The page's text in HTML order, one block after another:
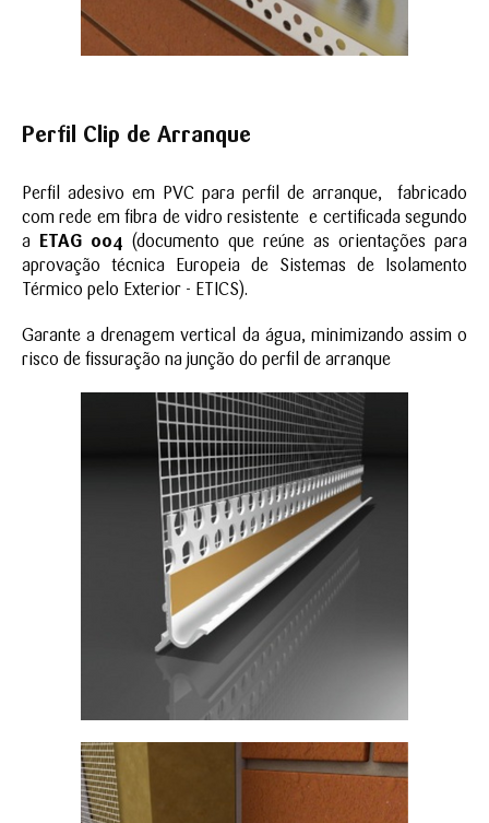
Perfil Clip de Arranque
Perfil adesivo em PVC para perfil de arranque, fabricado
com rede em fibra de vidro resistente e certificada segundo
a ETAG 004 (documento que reúne as orientações para
aprovação técnica Europeia de Sistemas de Isolamento
Térmico pelo Exterior - ETICS).
Garante a drenagem vertical da água, minimizando assim o
risco de fissuração na junção do perfil de arranque